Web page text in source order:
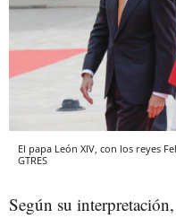
El papa León XIV, con los reyes
GTRES
Según su